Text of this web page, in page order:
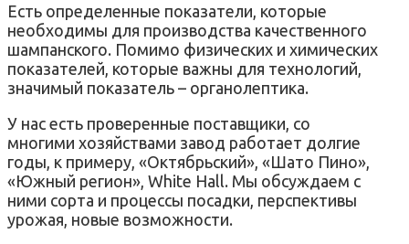
Есть определенные показатели, которые
необходимы для производства качественного
шампанского. Помимо физических и химических
показателей, которые важны для технологий,
значимый показатель – органолептика.
У нас есть проверенные поставщики, со
многими хозяйствами завод работает долгие
годы, к примеру, «Октябрьский», «Шато Пино»,
«Южный регион», White Hall. Мы обсуждаем с
ними сорта и процессы посадки, перспективы
урожая, новые возможности.